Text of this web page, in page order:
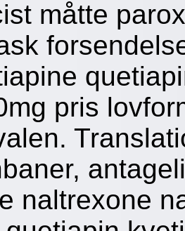
måtte
pris
naltrexone